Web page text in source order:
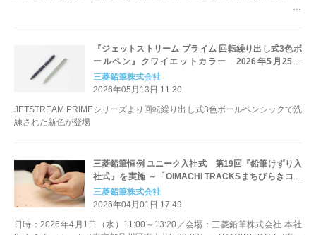
『ジェットストリーム プライム 回転繰り出し式3色ボ
ールペン』クワイエットカラー 2026年5月25日
（月）新発売
三菱鉛筆株式会社
2026年05月13日 11:30
JETSTREAM PRIMEシリーズより回転繰り出し式3色ボールペンシックで洗
練された新色が登場
三菱鉛筆恒例 ユニーク入社式 第19回『鉛筆けずり入
社式』を実施 ～「OIMACHI TRACKSまちびらきコラ
ボ特別企画 in TRACKS PARK」も開催～
三菱鉛筆株式会社
2026年04月01日 17:49
日時：2026年4月1日（水）11:00～13:20／会場：三菱鉛筆株式会社 本社